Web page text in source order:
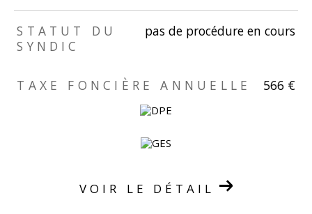
STATUT DU
SYNDIC
pas de procédure en cours
TRAD_ZEPHYR_Caracteristique TRAD_ZEPHYR_Valeurs
TAXE FONCIÈRE ANNUELLE 566 €
VOIR LE DÉTAIL